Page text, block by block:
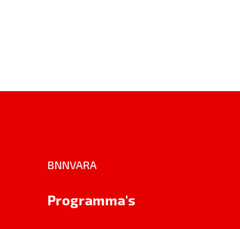
BNNVARA
Programma's